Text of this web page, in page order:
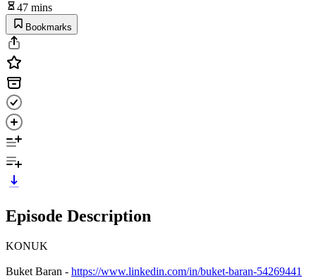
47 mins
Bookmarks
Episode Description
KONUK
Buket Baran - https://www.linkedin.com/in/buket-baran-54269441